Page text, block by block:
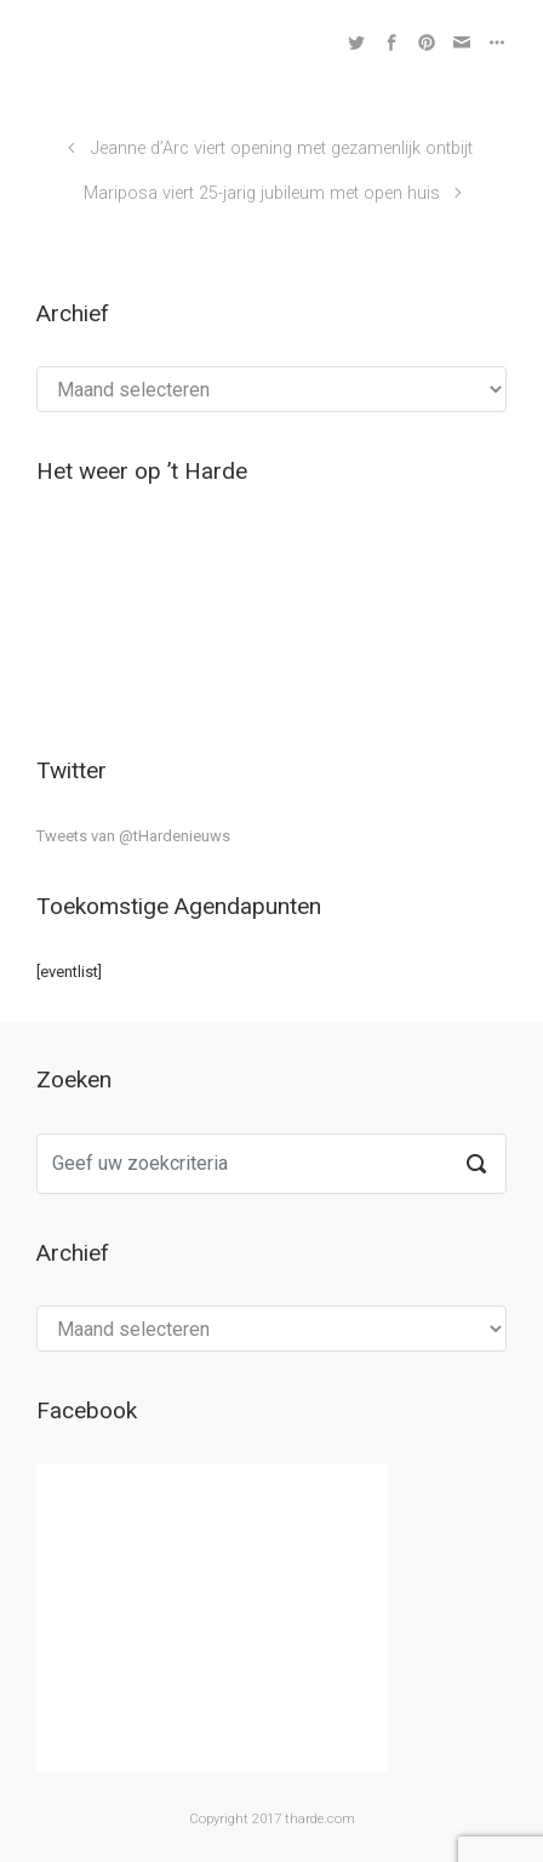
Jeanne d’Arc viert opening met gezamenlijk ontbijt
Mariposa viert 25-jarig jubileum met open huis
Archief
Het weer op ’t Harde
Twitter
Tweets van @tHardenieuws
Toekomstige Agendapunten
[eventlist]
Zoeken
Archief
Facebook
Copyright 2017 tharde.com